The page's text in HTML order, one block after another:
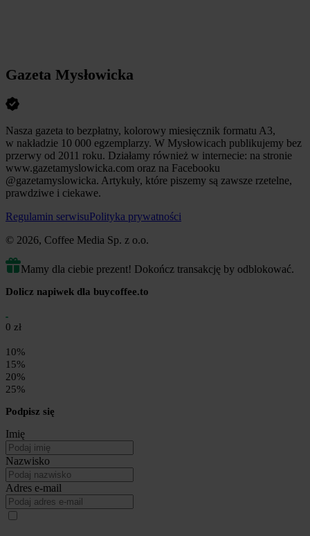
Gazeta Mysłowicka
Nasza gazeta to bezpłatny, kolorowy miesięcznik formatu A3,
w nakładzie 10 000 egzemplarzy. W Mysłowicach publikujemy bez
przerwy od 2011 roku. Działamy również w internecie: na stronie
www.gazetamyslowicka.com oraz na Facebooku
@gazetamyslowicka. Artykuły, które piszemy są zawsze rzetelne,
prawdziwe i ciekawe.
Regulamin serwisuPolityka prywatności
© 2026, Coffee Media Sp. z o.o.
Mamy dla ciebie prezent! Dokończ transakcję by odblokować.
Dolicz napiwek dla buycoffee.to
0 zł
10%
15%
20%
25%
Podpisz się
Imię
Nazwisko
Adres e-mail